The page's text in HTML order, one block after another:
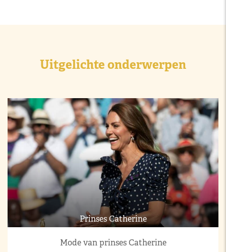
Uitgelichte onderwerpen
Prinses Catherine
Mode van prinses Catherine